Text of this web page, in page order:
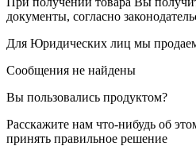
документы, согласно
Для Юридических лиц мы
Сообщения не найдены
Вы пользовались продуктом?
Расскажите нам что-нибудь об
принять правильное решение